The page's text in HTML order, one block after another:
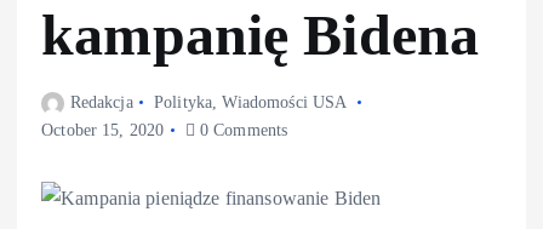
kampanię Bidena
Redakcja Polityka ,Wiadomości USA
October 15, 2020
0 Comments